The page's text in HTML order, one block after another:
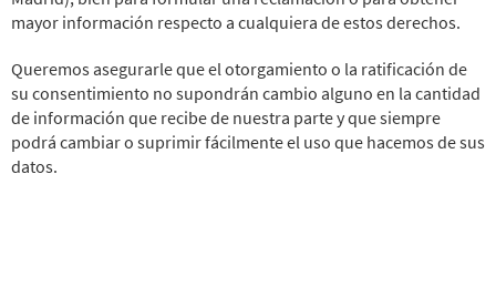
mayor información respecto a cualquiera de estos derechos.
Queremos asegurarle que el otorgamiento o la ratificación de
su consentimiento no supondrán cambio alguno en la cantidad
de información que recibe de nuestra parte y que siempre
podrá cambiar o suprimir fácilmente el uso que hacemos de sus
datos.